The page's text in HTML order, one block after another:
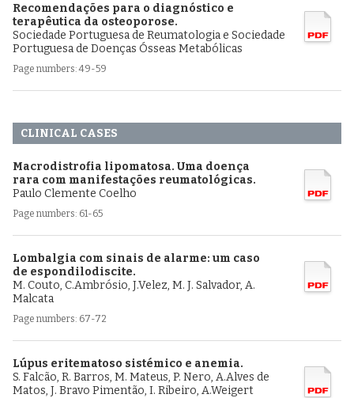
Recomendações para o diagnóstico e
terapêutica da osteoporose.
Sociedade Portuguesa de Reumatologia e Sociedade
Portuguesa de Doenças Ósseas Metabólicas
Page numbers: 49-59
CLINICAL CASES
Macrodistrofia lipomatosa. Uma doença
rara com manifestações reumatológicas.
Paulo Clemente Coelho
Page numbers: 61-65
Lombalgia com sinais de alarme: um caso
de espondilodiscite.
M. Couto, C.Ambrósio, J.Velez, M. J. Salvador, A.
Malcata
Page numbers: 67-72
Lúpus eritematoso sistémico e anemia.
S. Falcão, R. Barros, M. Mateus, P. Nero, A.Alves de
Matos, J. Bravo Pimentão, I. Ribeiro, A.Weigert